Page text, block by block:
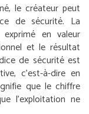
le créateur peut
de sécurité. La
en valeur
et le résultat
de sécurité est
c’est-à-dire en
que le chiffre
l’exploitation ne